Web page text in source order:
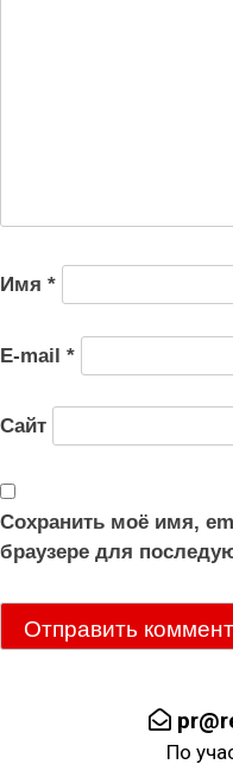
Имя *
E-mail *
Сайт
Сохранить моё имя,
браузере для
По